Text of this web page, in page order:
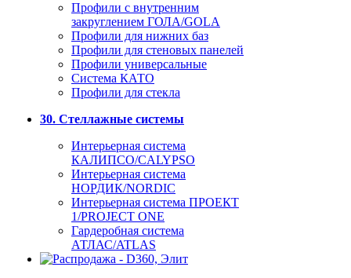
Профили с внутренним
закруглением ГОЛА/GOLA
Профили для нижних баз
Профили для стеновых панелей
Профили универсальные
Система КАТО
Профили для стекла
30. Стеллажные системы
Интерьерная система
КАЛИПСО/CALYPSO
Интерьерная система
НОРДИК/NORDIC
Интерьерная система ПРОЕКТ
1/PROJECT ONE
Гардеробная система
АТЛАС/ATLAS